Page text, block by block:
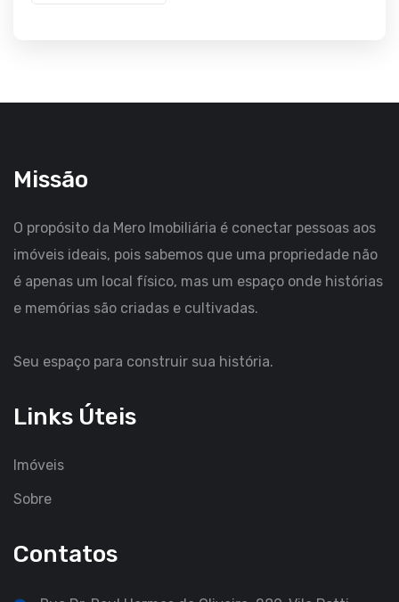
Missão
O propósito da Mero Imobiliária é conectar pessoas aos
imóveis ideais, pois sabemos que uma propriedade não
é apenas um local físico, mas um espaço onde histórias
e memórias são criadas e cultivadas.
Seu espaço para construir sua história.
Links Úteis
Imóveis
Sobre
Contatos